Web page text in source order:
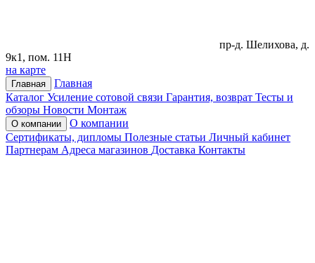
пр-д. Шелихова, д.
9к1, пом. 11Н
на карте
Главная
Главная
Каталог Усиление сотовой связи Гарантия, возврат Тесты и
обзоры Новости Монтаж
О компании
О компании
Сертификаты, дипломы Полезные статьи Личный кабинет
Партнерам Адреса магазинов Доставка Контакты